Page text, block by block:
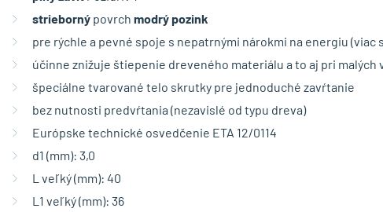
striebornýpovrch modrý pozink
pre rýchle a pevné spoje s nepatrnými nárokmi na energiu
účinne znižuje štiepenie dreveného materiálu a to aj pri malých
špeciálne tvarované telo skrutky pre jednoduché zavŕtanie
bez nutnosti predvŕtania (nezavislé od typu dreva)
Európske technické osvedčenie ETA 12/0114
d1 (mm): 3,0
L veľký (mm): 40
L1 veľký (mm): 36